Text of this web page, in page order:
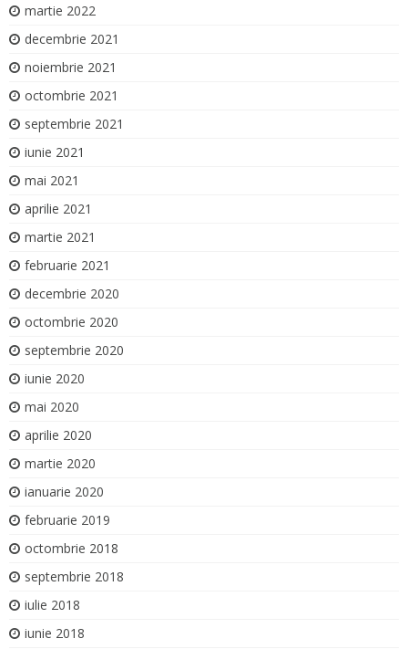
martie 2022
decembrie 2021
noiembrie 2021
octombrie 2021
septembrie 2021
iunie 2021
mai 2021
aprilie 2021
martie 2021
februarie 2021
decembrie 2020
octombrie 2020
septembrie 2020
iunie 2020
mai 2020
aprilie 2020
martie 2020
ianuarie 2020
februarie 2019
octombrie 2018
septembrie 2018
iulie 2018
iunie 2018